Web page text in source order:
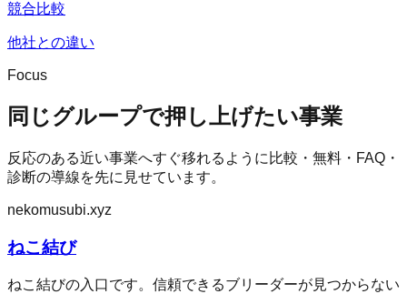
競合比較
他社との違い
Focus
同じグループで押し上げたい事業
反応のある近い事業へすぐ移れるように比較・無料・FAQ・
診断の導線を先に見せています。
nekomusubi.xyz
ねこ結び
ねこ結びの入口です。信頼できるブリーダーが見つからない